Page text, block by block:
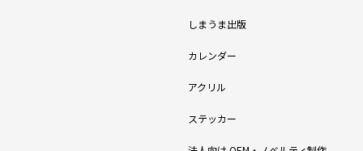
しまうま出版
カレンダー
アクリル
ステッカー